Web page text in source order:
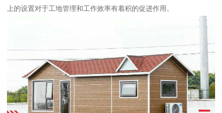
上的设置对于工地管理和工作效率有着积的促进作用。